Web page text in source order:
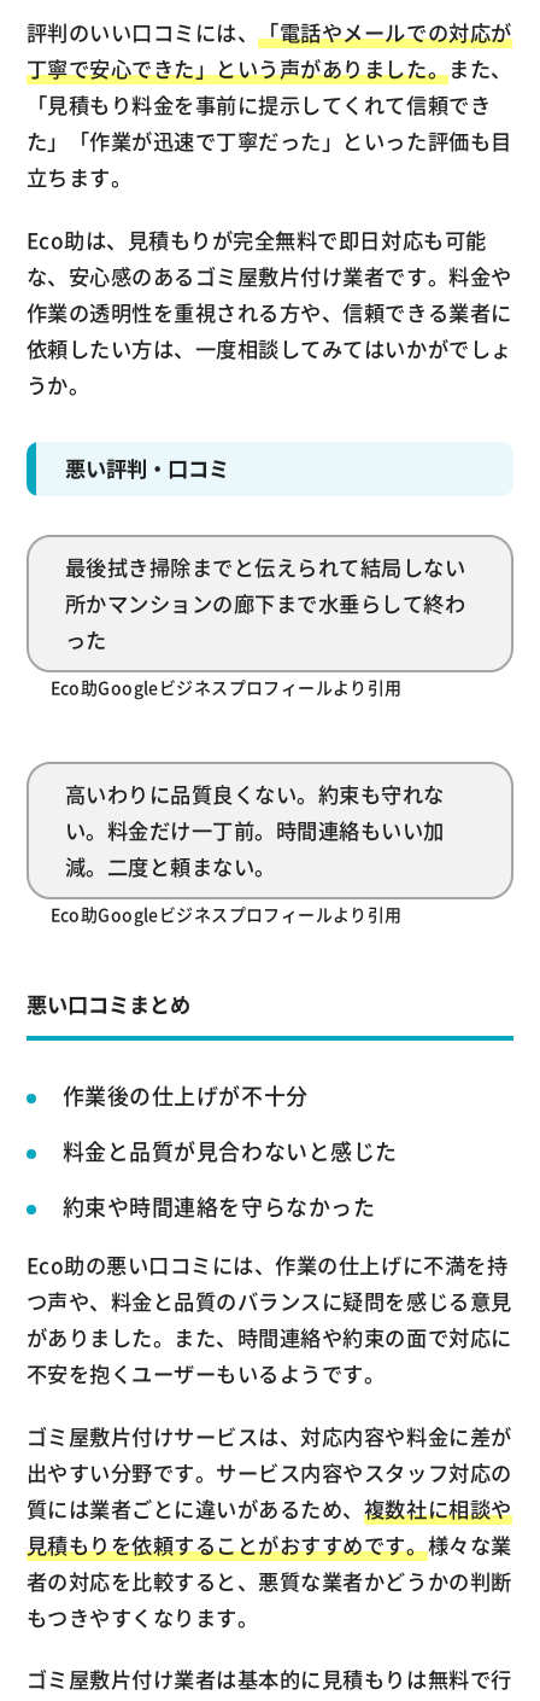
評判のいい口コミには、「電話やメールでの対応が
丁寧で安心できた」という声がありました。また、
「見積もり料金を事前に提示してくれて信頼でき
た」「作業が迅速で丁寧だった」といった評価も目
立ちます。
Eco助は、見積もりが完全無料で即日対応も可能
な、安心感のあるゴミ屋敷片付け業者です。料金や
作業の透明性を重視される方や、信頼できる業者に
依頼したい方は、一度相談してみてはいかがでしょ
うか。
悪い評判・口コミ
最後拭き掃除までと伝えられて結局しない
所かマンションの廊下まで水垂らして終わ
った
Eco助Googleビジネスプロフィールより引用
高いわりに品質良くない。約束も守れな
い。料金だけ一丁前。時間連絡もいい加
減。二度と頼まない。
Eco助Googleビジネスプロフィールより引用
悪い口コミまとめ
作業後の仕上げが不十分
料金と品質が見合わないと感じた
約束や時間連絡を守らなかった
Eco助の悪い口コミには、作業の仕上げに不満を持
つ声や、料金と品質のバランスに疑問を感じる意見
がありました。また、時間連絡や約束の面で対応に
不安を抱くユーザーもいるようです。
ゴミ屋敷片付けサービスは、対応内容や料金に差が
出やすい分野です。サービス内容やスタッフ対応の
質には業者ごとに違いがあるため、 複数社に相談や
見積もりを依頼することがおすすめです。様々な業
者の対応を比較すると、悪質な業者かどうかの判断
もつきやすくなります。
ゴミ屋敷片付け業者は基本的に見積もりは無料で行